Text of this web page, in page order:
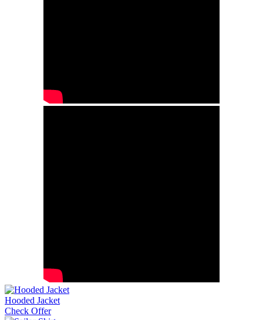
Hooded Jacket
Check Offer